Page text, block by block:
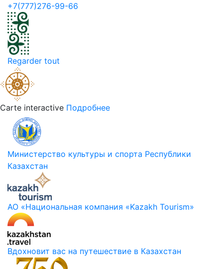
+7(777)276-99-66
Regarder tout
Carte interactive Подробнее
Министерство культуры и спорта Республики
Казахстан
АО «Национальная компания «Kazakh Tourism»
Вдохновит вас на путешествие в Казахстан